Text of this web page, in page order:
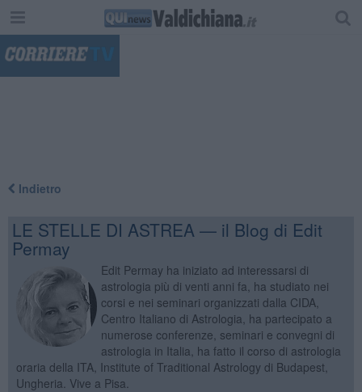
Indietro
LE STELLE DI ASTREA — il Blog di Edit
Permay
Edit Permay ha iniziato ad interessarsi di
astrologia più di venti anni fa, ha studiato nei
corsi e nei seminari organizzati dalla CIDA,
Centro Italiano di Astrologia, ha partecipato a
numerose conferenze, seminari e convegni di
astrologia in Italia, ha fatto il corso di astrologia
oraria della ITA, Institute of Traditional Astrology di Budapest,
Ungheria. Vive a Pisa.